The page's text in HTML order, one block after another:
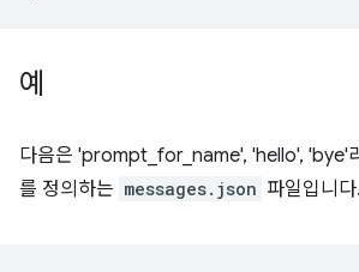
예
다음은 'prompt_for_name', 'hello', 'bye'
를 정의하는 messages.json 파일입니다.